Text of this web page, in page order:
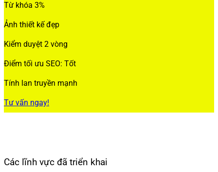
Từ khóa 3%
Ảnh thiết kế đẹp
Kiểm duyệt 2 vòng
Điểm tối ưu SEO: Tốt
Tính lan truyền mạnh
Tư vấn ngay!
Các lĩnh vực đã triển khai